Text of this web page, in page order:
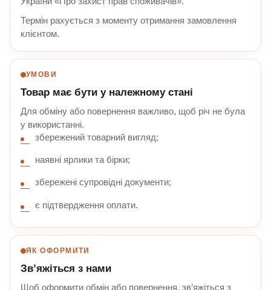
Термін рахується з моменту отримання замовлення
клієнтом.
УМОВИ
Товар має бути у належному стані
Для обміну або повернення важливо, щоб річ не була
у використанні.
збережений товарний вигляд;
наявні ярлики та бірки;
збережені супровідні документи;
є підтвердження оплати.
ЯК ОФОРМИТИ
Зв’яжіться з нами
Щоб оформити обмін або повернення, зв’яжіться з